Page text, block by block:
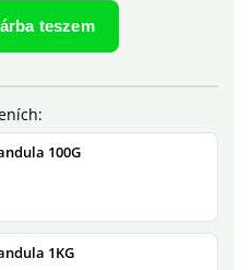
teszem
100G
1KG